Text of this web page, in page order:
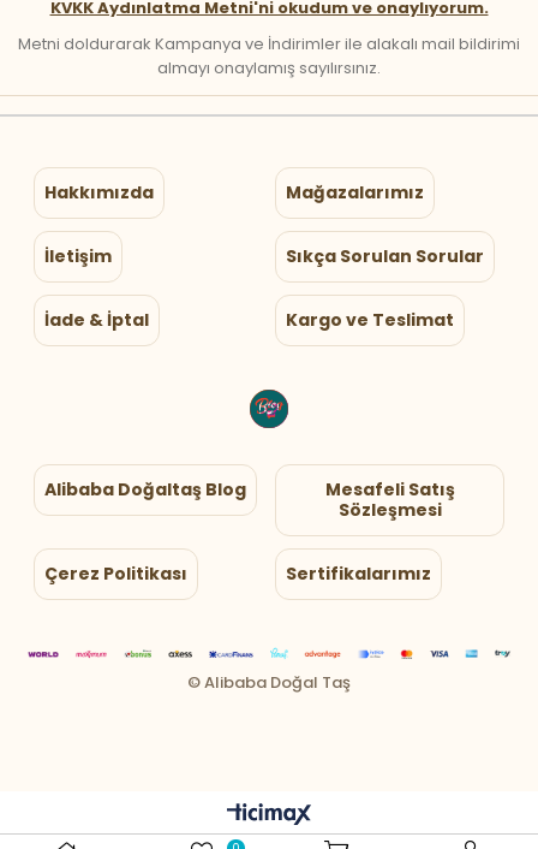
KVKK Aydınlatma Metni'ni okudum ve onaylıyorum.
Metni doldurarak Kampanya ve İndirimler ile alakalı mail bildirimi
almayı onaylamış sayılırsınız.
Hakkımızda Mağazalarımız
İletişim Sıkça Sorulan Sorular
İade & İptal Kargo ve Teslimat
Alibaba Doğaltaş Blog
Mesafeli Satış
Sözleşmesi
Çerez Politikası Sertifikalarımız